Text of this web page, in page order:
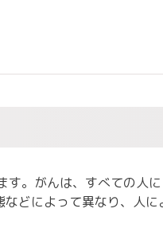
。がんは、すべての人
どによって異なり、人に